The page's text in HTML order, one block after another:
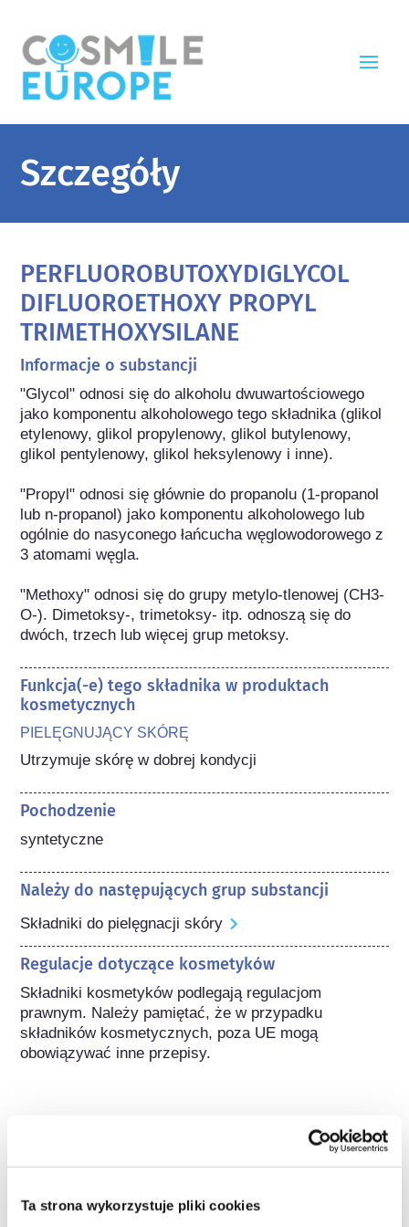
Ta strona wykorzystuje pliki cookies
Szczegóły
PERFLUOROBUTOXYDIGLYCOL
DIFLUOROETHOXY PROPYL
TRIMETHOXYSILANE
Informacje o substancji
"Glycol" odnosi się do alkoholu dwuwartościowego
jako komponentu alkoholowego tego składnika (glikol
etylenowy, glikol propylenowy, glikol butylenowy,
glikol pentylenowy, glikol heksylenowy i inne).
"Propyl" odnosi się głównie do propanolu (1-propanol
lub n-propanol) jako komponentu alkoholowego lub
ogólnie do nasyconego łańcucha węglowodorowego z
3 atomami węgla.
"Methoxy" odnosi się do grupy metylo-tlenowej (CH3-
O-). Dimetoksy-, trimetoksy- itp. odnoszą się do
dwóch, trzech lub więcej grup metoksy.
Funkcja(-e) tego składnika w produktach
kosmetycznych
PIELĘGNUJĄCY SKÓRĘ
Utrzymuje skórę w dobrej kondycji
Pochodzenie
syntetyczne
Należy do następujących grup substancji
Składniki do pielęgnacji skóry
Regulacje dotyczące kosmetyków
Składniki kosmetyków podlegają regulacjom
prawnym. Należy pamiętać, że w przypadku
składników kosmetycznych, poza UE mogą
obowiązywać inne przepisy.
Poznaj swoje kosmetyki
W jaki sposób zapewnia się